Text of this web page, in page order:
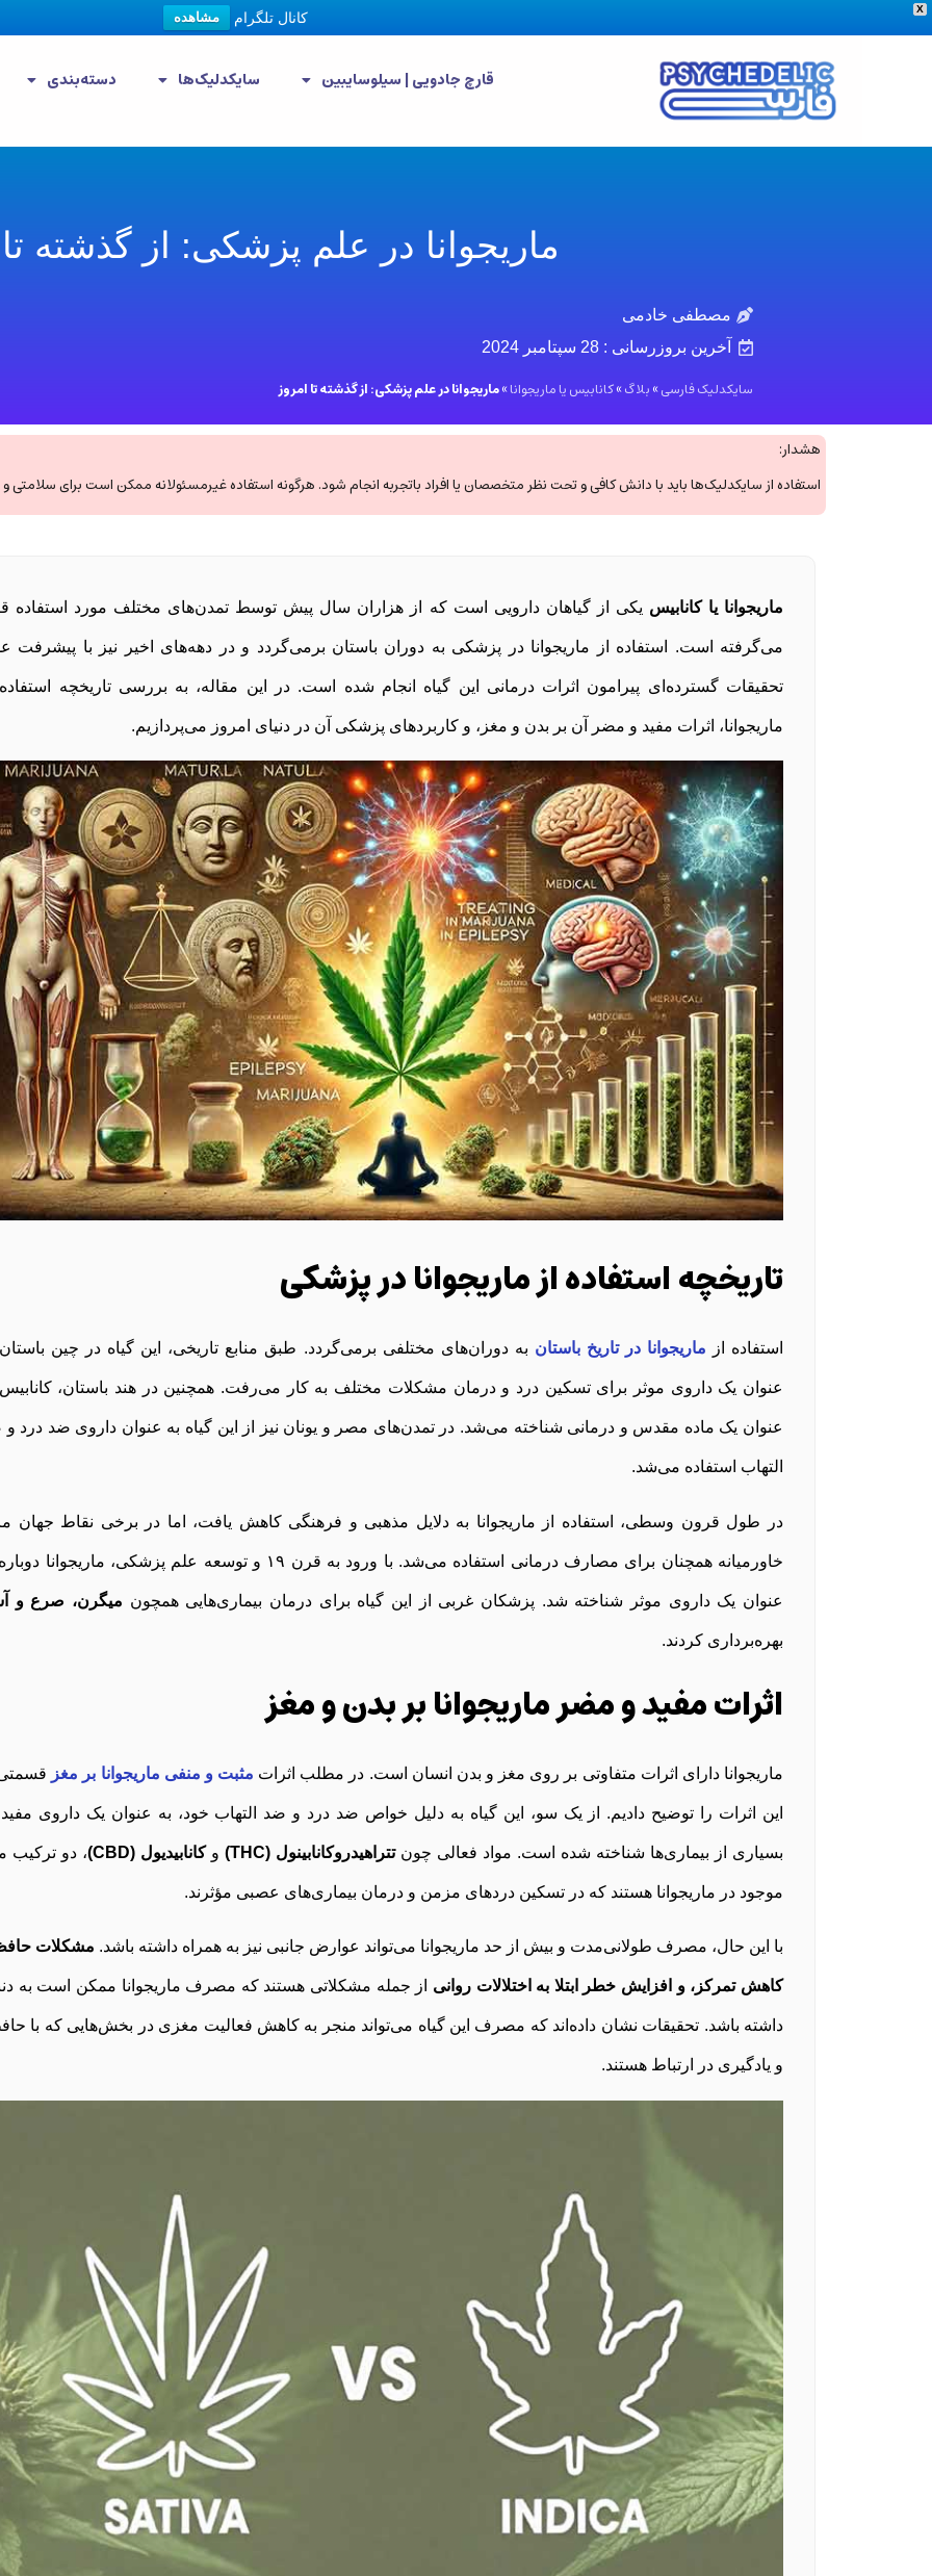
X
کانال تلگرام مشاهده
قارچ جادویی | سیلوسایبین سایکدلیک‌ها دسته‌بندی
ماریجوانا در علم پزشکی: از گذشته
مصطفی خادمی
آخرین بروزرسانی : 28 سپتامبر 2024
سایکدلیک فارسی»بلاگ»کانابیس یا ماریجوانا»ماریجوانا در علم پزشکی: از گذشته تا امروز
هشدار:
استفاده از سایکدلیک‌ها باید با دانش کافی و تحت نظر متخصصان یا افراد باتجربه انجام شود. هرگونه استفاده غیرمسئولانه ممکن است برای سلامتی
ماریجوانا یا کانابیس یکی از گیاهان دارویی است که از هزاران سال پیش توسط تمدن‌های مختلف مورد استفاده
می‌گرفته است. استفاده از ماریجوانا در پزشکی به دوران باستان برمی‌گردد و در دهه‌های اخیر نیز با پیشرفت
تحقیقات گسترده‌ای پیرامون اثرات درمانی این گیاه انجام شده است. در این مقاله، به بررسی تاریخچه
ماریجوانا، اثرات مفید و مضر آن بر بدن و مغز، و کاربردهای پزشکی آن در دنیای امروز می‌پردازیم.
تاریخچه استفاده از ماریجوانا در پزشکی
استفاده از ماریجوانا در تاریخ باستان به دوران‌های مختلفی برمی‌گردد. طبق منابع تاریخی، این گیاه در چین
عنوان یک داروی موثر برای تسکین درد و درمان مشکلات مختلف به کار می‌رفت. همچنین در هند باستان،
عنوان یک ماده مقدس و درمانی شناخته می‌شد. در تمدن‌های مصر و یونان نیز از این گیاه به عنوان داروی ضد درد
التهاب استفاده می‌شد.
در طول قرون وسطی، استفاده از ماریجوانا به دلایل مذهبی و فرهنگی کاهش یافت، اما در برخی نقاط جهان
خاورمیانه همچنان برای مصارف درمانی استفاده می‌شد. با ورود به قرن ۱۹ و توسعه علم پزشکی، ماریجوانا
عنوان یک داروی موثر شناخته شد. پزشکان غربی از این گیاه برای درمان بیماری‌هایی همچون میگرن، صرع و
بهره‌برداری کردند.
اثرات مفید و مضر ماریجوانا بر بدن و مغز
ماریجوانا دارای اثرات متفاوتی بر روی مغز و بدن انسان است. در مطلب اثرات مثبت و منفی ماریجوانا بر مغز
این اثرات را توضیح دادیم. از یک سو، این گیاه به دلیل خواص ضد درد و ضد التهاب خود، به عنوان یک داروی
بسیاری از بیماری‌ها شناخته شده است. مواد فعالی چونتتراهیدروکانابینول (THC) وکانابیدیول (CBD) ، دو ترکیب
موجود در ماریجوانا هستند که در تسکین دردهای مزمن و درمان بیماری‌های عصبی مؤثرند.
با این حال، مصرف طولانی‌مدت و بیش از حد ماریجوانا می‌تواند عوارض جانبی نیز به همراه داشته باشد. مشکلات
کاهش تمرکز، و افزایش خطر ابتلا به اختلالات روانی از جمله مشکلاتی هستند که مصرف ماریجوانا ممکن است به
داشته باشد. تحقیقات نشان داده‌اند که مصرف این گیاه می‌تواند منجر به کاهش فعالیت مغزی در بخش‌هایی که با
و یادگیری در ارتباط هستند.